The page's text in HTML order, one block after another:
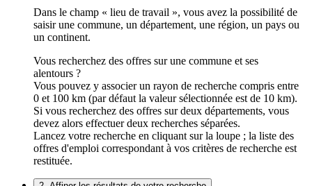
Dans le champ « lieu de travail », vous avez la possibilité de
saisir une commune, un département, une région, un pays ou
un continent.
Vous recherchez des offres sur une commune et ses
alentours ?
Vous pouvez y associer un rayon de recherche compris entre
0 et 100 km (par défaut la valeur sélectionnée est de 10 km).
Si vous recherchez des offres sur deux départements, vous
devez alors effectuer deux recherches séparées.
Lancez votre recherche en cliquant sur la loupe ; la liste des
offres d'emploi correspondant à vos critères de recherche est
restituée.